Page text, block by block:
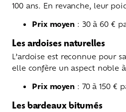
100 ans. En revanche, leur
Prix moyen : 30 à 60 €
Les ardoises naturelles
L’ardoise est reconnue pour
elle confère un aspect noble
Prix moyen : 70 à 150 €
Les bardeaux bitumés